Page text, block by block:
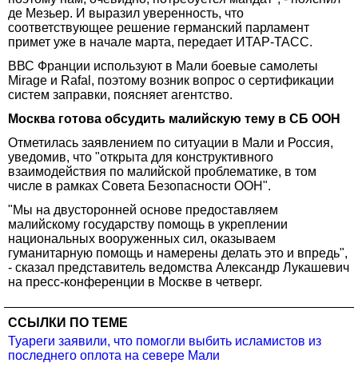
де Мезьер. И выразил уверенность, что
соответствующее решение германский парламент
примет уже в начале марта, передает ИТАР-ТАСС.
ВВС Франции используют в Мали боевые самолеты
Mirage и Rafal, поэтому возник вопрос о сертификации
систем заправки, поясняет агентство.
Москва готова обсудить малийскую тему в СБ ООН
Отметилась заявлением по ситуации в Мали и Россия,
уведомив, что "открыта для конструктивного
взаимодействия по малийской проблематике, в том
числе в рамках Совета Безопасности ООН".
"Мы на двусторонней основе предоставляем
малийскому государству помощь в укреплении
национальных вооруженных сил, оказываем
гуманитарную помощь и намерены делать это и впредь",
- сказал представитель ведомства Александр Лукашевич
на пресс-конференции в Москве в четверг.
ССЫЛКИ ПО ТЕМЕ
Туареги заявили, что помогли выбить исламистов из
последнего оплота на севере Мали